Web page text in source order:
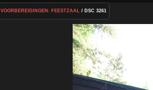
VOORBEREIDINGEN: FEESTZAAL/ DSC 3261